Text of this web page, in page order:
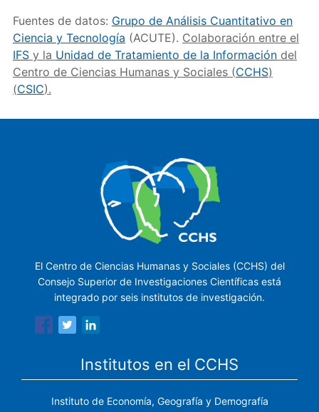
Fuentes de datos: Grupo de Análisis Cuantitativo en
Ciencia y Tecnología (ACUTE). Colaboración entre el
IFSy la Unidad de Tratamiento de la Informacióndel
Centro de Ciencias Humanas y Sociales (CCHS)
(CSIC).
El Centro de Ciencias Humanas y Sociales (CCHS) del
Consejo Superior de Investigaciones Científicas está
integrado por seis institutos de investigación.
Institutos en el CCHS
Instituto de Economía, Geografía y Demografía